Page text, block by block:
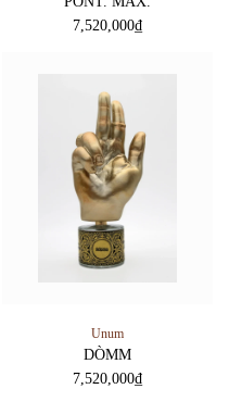
7,520,000₫
Unum
DÒMM
7,520,000₫